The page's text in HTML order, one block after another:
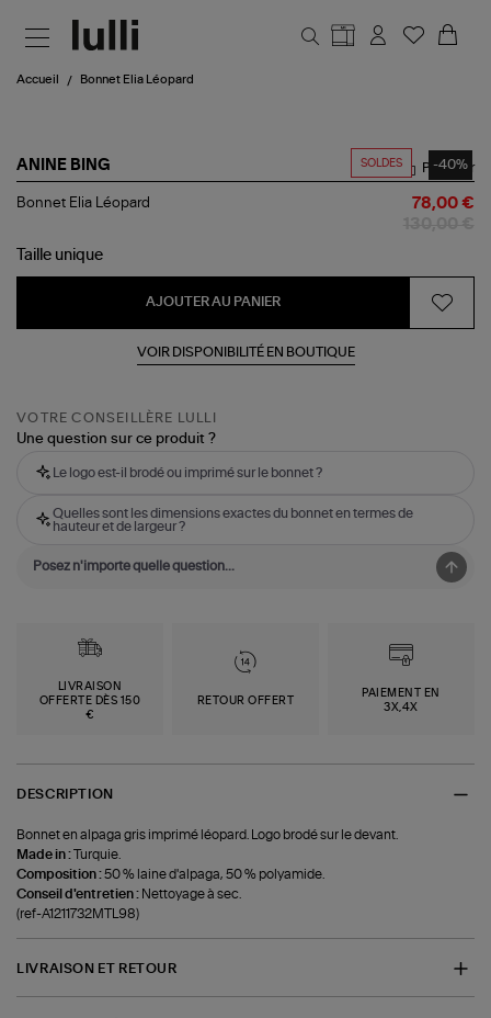
Accueil Bonnet Elia Léopard
SOLDES -40%
ANINE BING
Bonnet
Partager
Bonnet Elia Léopard 78,00 €
Taille unique
AJOUTER AU PANIER
VOIR DISPONIBILITÉ EN BOUTIQUE
VOTRE CONSEILLÈRE LULLI
Une question sur ce produit ?
Le logo est-il brodé ou imprimé sur le bonnet ?
Quelles sont les dimensions exactes du bonnet en termes de
hauteur et de largeur ?
LIVRAISON
OFFERTE DÈS 150
€
RETOUR OFFERT
PAIEMENT EN
3X,4X
DESCRIPTION
Bonnet en alpaga gris imprimé léopard. Logo brodé sur le devant.
Made in :Turquie.
Composition :50 % laine d'alpaga, 50 % polyamide.
Conseil d'entretien : Nettoyage à sec.
(ref-A1211732MTL98)
LIVRAISON ET RETOUR